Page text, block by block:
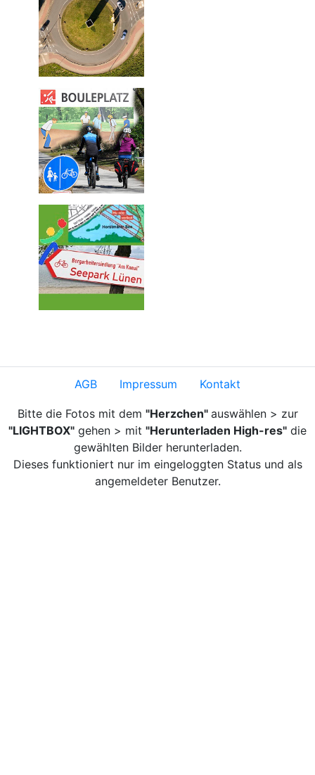
AGB Impressum Kontakt
Bitte die Fotos mit dem "Herzchen" auswählen > zur
"LIGHTBOX" gehen > mit "Herunterladen High-res" die
gewählten Bilder herunterladen.
Dieses funktioniert nur im eingeloggten Status und als
angemeldeter Benutzer.